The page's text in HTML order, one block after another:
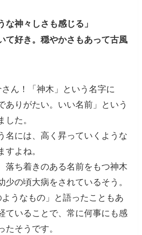
な神々しさも感じる」
て好き。穏やかさもあって古風
ん！「神木」という名字に
ありがたい。いい名前」という
た。
名には、高く昇っていくような
よね。
落ち着きのある名前をもつ神木
少の頃大病をされているそう。
ようなもの」と語ったこともあ
ていることで、常に何事にも感
そうです。